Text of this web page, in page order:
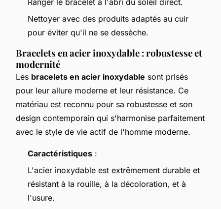
Nettoyer avec des produits adaptés au cuir
pour éviter qu'il ne se dessèche.
Bracelets en acier inoxydable : robustesse et
modernité
Les bracelets en acier inoxydable sont prisés
pour leur allure moderne et leur résistance. Ce
matériau est reconnu pour sa robustesse et son
design contemporain qui s'harmonise parfaitement
avec le style de vie actif de l'homme moderne.
Caractéristiques :
L'acier inoxydable est extrêmement durable et
résistant à la rouille, à la décoloration, et à
l'usure.